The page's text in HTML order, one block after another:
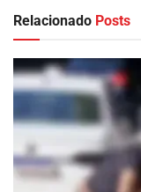
Relacionado Posts